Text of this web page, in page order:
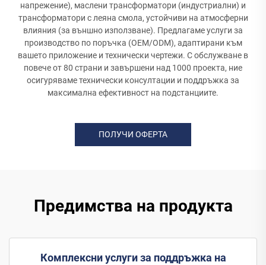
напрежение), маслени трансформатори (индустриални) и
трансформатори с леяна смола, устойчиви на атмосферни
влияния (за външно използване). Предлагаме услуги за
производство по поръчка (OEM/ODM), адаптирани към
вашето приложение и технически чертежи. С обслужване в
повече от 80 страни и завършени над 1000 проекта, ние
осигуряваме технически консултации и поддръжка за
максимална ефективност на подстанциите.
ПОЛУЧИ ОФЕРТА
Предимства на продукта
Комплексни услуги за поддръжка на